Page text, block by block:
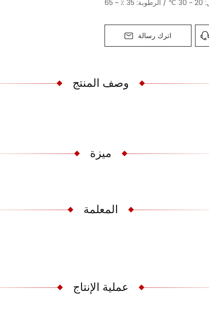
اترك رسالة
وصف المنتج
ميزة
المعلمة
عملية الإنتاج